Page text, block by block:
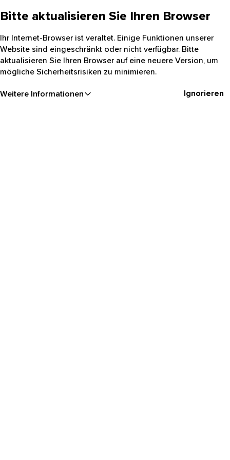
Bitte aktualisieren Sie Ihren Browser
Ihr Internet-Browser ist veraltet. Einige Funktionen unserer
Website sind eingeschränkt oder nicht verfügbar. Bitte
aktualisieren Sie Ihren Browser auf eine neuere Version, um
mögliche Sicherheitsrisiken zu minimieren.
Weitere Informationen Ignorieren